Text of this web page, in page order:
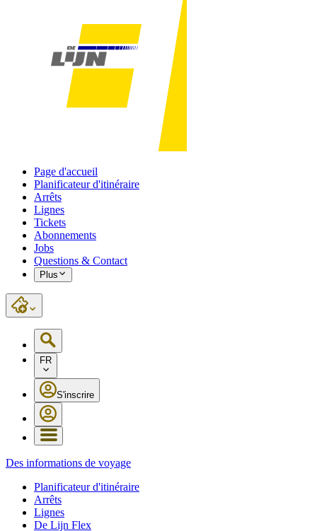
Page d'accueil
Planificateur d'itinéraire
Arrêts
Lignes
Tickets
Abonnements
Jobs
Questions & Contact
Plus
FR
S'inscrire
Des informations de voyage
Planificateur d'itinéraire
Arrêts
Lignes
De Lijn Flex